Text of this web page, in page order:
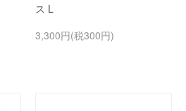
ス L
3,300円(税300円)